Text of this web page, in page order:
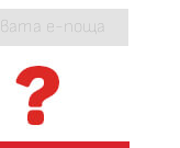
е-поща